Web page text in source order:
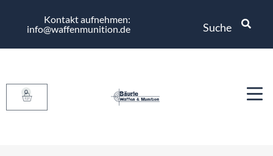
Kontakt aufnehmen:
info@waffenmunition.de
Suche
0